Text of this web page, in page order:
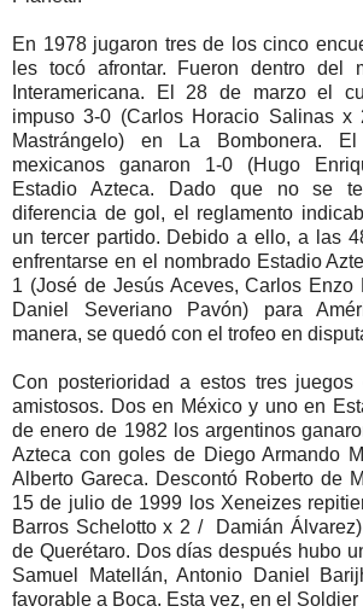
En 1978 jugaron tres de los cinco
les tocó afrontar. Fueron dentro del
Interamericana. El 28 de marzo el
impuso 3-0 (Carlos Horacio Salinas x
Mastrángelo) en La Bombonera.
mexicanos ganaron 1-0 (Hugo
Estadio Azteca. Dado que no se
diferencia de gol, el reglamento
un tercer partido. Debido a ello, a las
enfrentarse en el nombrado Estadio
1 (José de Jesús Aceves, Carlos
Daniel Severiano Pavón) para
manera, se quedó con el trofeo en
Con posterioridad a estos tres juegos
amistosos. Dos en México y uno en
de enero de 1982 los argentinos
Azteca con goles de Diego Armando
Alberto Gareca. Descontó Roberto de
15 de julio de 1999 los Xeneizes
Barros Schelotto x 2 / Damián
de Querétaro. Dos días después hubo
Samuel Matellán, Antonio Daniel
favorable a Boca. Esta vez, en el